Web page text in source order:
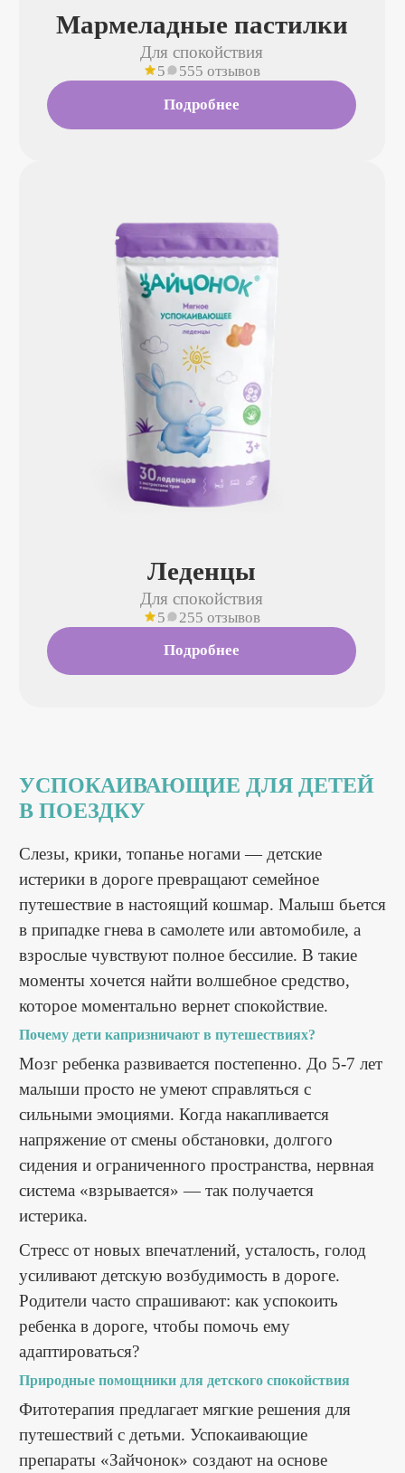
Мармеладные пастилки
Для спокойствия
5
555 отзывов
Подробнее
Леденцы
Для спокойствия
5
255 отзывов
Подробнее
УСПОКАИВАЮЩИЕ ДЛЯ ДЕТЕЙ
В ПОЕЗДКУ
Слезы, крики, топанье ногами — детские
истерики в дороге превращают семейное
путешествие в настоящий кошмар. Малыш бьется
в припадке гнева в самолете или автомобиле, а
взрослые чувствуют полное бессилие. В такие
моменты хочется найти волшебное средство,
которое моментально вернет спокойствие.
Почему дети капризничают в путешествиях?
Мозг ребенка развивается постепенно. До 5-7 лет
малыши просто не умеют справляться с
сильными эмоциями. Когда накапливается
напряжение от смены обстановки, долгого
сидения и ограниченного пространства, нервная
система «взрывается» — так получается
истерика.
Стресс от новых впечатлений, усталость, голод
усиливают детскую возбудимость в дороге.
Родители часто спрашивают: как успокоить
ребенка в дороге, чтобы помочь ему
адаптироваться?
Природные помощники для детского спокойствия
Фитотерапия предлагает мягкие решения для
путешествий с детьми. Успокаивающие
препараты «Зайчонок» создают на основе